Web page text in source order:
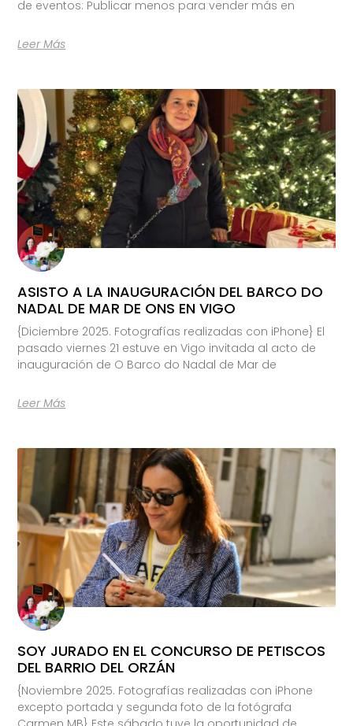
de eventos: Publicar menos para vender más en
Leer Más
ASISTO A LA INAUGURACIÓN DEL BARCO DO
NADAL DE MAR DE ONS EN VIGO
{Diciembre 2025. Fotografías realizadas con iPhone} El
pasado viernes 21 estuve en Vigo invitada al acto de
inauguración de O Barco do Nadal de Mar de
Leer Más
SOY JURADO EN EL CONCURSO DE PETISCOS
DEL BARRIO DEL ORZÁN
{Noviembre 2025. Fotografías realizadas con iPhone
excepto portada y segunda foto de la fotógrafa